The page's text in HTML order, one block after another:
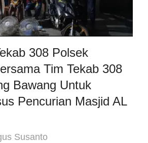
308 Polsek
Tim Tekab 308
Bawang Untuk
Pencurian Masjid AL
Susanto